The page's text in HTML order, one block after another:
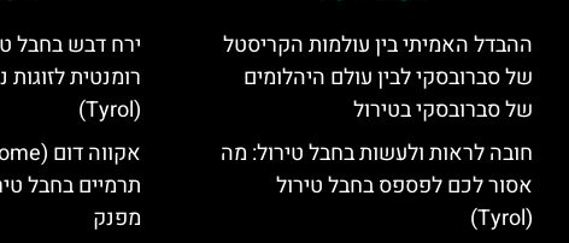
ההבדל האמיתי בין עולמות הקריסטל
של סברובסקי לבין עולם היהלומים
של סברובסקי בטירול
חובה לראות ולעשות בחבל טירול: מה
אסור לכם לפספס בחבל טירול
(Tyrol)
ירח דבש בחבל
רומנטית
(Tyrol)
תרמיים בחבל
מפנק